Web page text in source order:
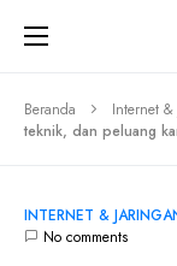
Beranda Internet
teknik, dan peluang
INTERNET &
No comments